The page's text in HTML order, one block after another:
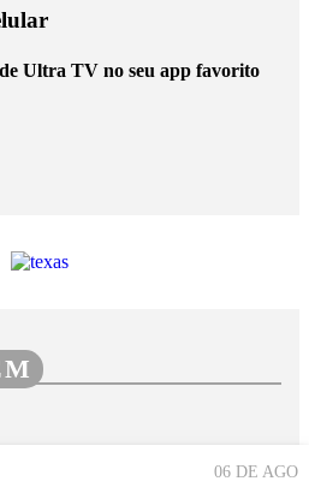
Ultra TV no seu app favorito
06 DE AGO